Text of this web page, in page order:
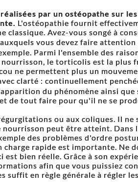
par un ostéopathe sur
L'ostéopathie fournit
classique. Avez-vous songé à
vous devez faire
Parmi l'ensemble des
le torticolis est la plus
ne permettent plus un
clarté : continuellement
du phénomène ainsi que
de tout faire pour qu'il ne se
ou aux coliques. Il
peut être atteint. Dans
des problèmes d'ordre
charge rapide est importante. Ne
bien réelle. Grâce à son
afin que vous puissiez
suffit en règle générale à régler